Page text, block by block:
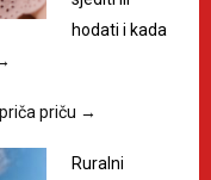
hodati i kada
priču →
Ruralni